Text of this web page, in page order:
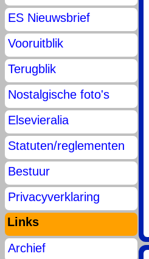
ES Nieuwsbrief
Vooruitblik
Terugblik
Nostalgische foto's
Elsevieralia
Statuten/reglementen
Bestuur
Privacyverklaring
Links
Archief